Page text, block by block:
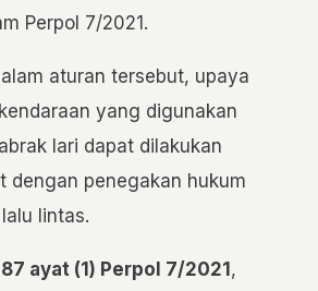
Perpol 7/2021.
aturan tersebut, upaya
yang digunakan
lari dapat dilakukan
dengan penegakan hukum
lintas.
ayat (1) Perpol 7/2021,